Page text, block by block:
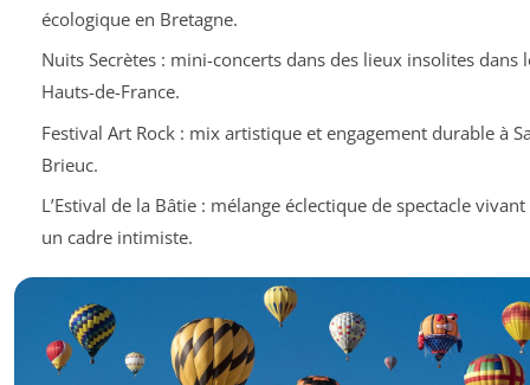
écologique en Bretagne.
Nuits Secrètes : mini-concerts dans des lieux insolites dans
Hauts-de-France.
Festival Art Rock : mix artistique et engagement durable à
Brieuc.
L’Estival de la Bâtie : mélange éclectique de spectacle vivant
un cadre intimiste.